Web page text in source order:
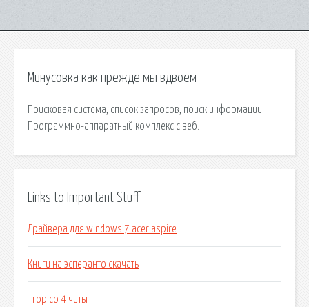
Минусовка как прежде мы вдвоем
Поисковая сиcтема, список запросов, поиск информации.
Программно-аппаратный комплекс с веб.
Links to Important Stuff
Драйвера для windows 7 acer aspire
Книги на эсперанто скачать
Tropico 4 читы